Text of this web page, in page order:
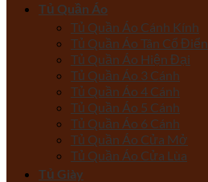
Tủ Quần Áo
Tủ Quần Áo Cánh Kính
Tủ Quần Áo Tân Cổ Điển
Tủ Quần Áo Hiện Đại
Tủ Quần Áo 3 Cánh
Tủ Quần Áo 4 Cánh
Tủ Quần Áo 5 Cánh
Tủ Quần Áo 6 Cánh
Tủ Quần Áo Cửa Mở
Tủ Quần Áo Cửa Lùa
Tủ Giày